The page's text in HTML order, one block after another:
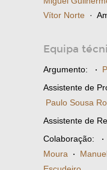
Vítor Norte ·
Equipa
Argumento: ·
Assistente de
Paulo Sousa
Assistente de
Colaboração: ·
Moura ·